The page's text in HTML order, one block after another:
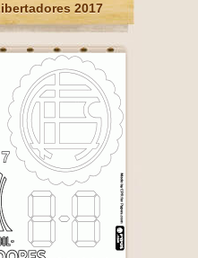
2017